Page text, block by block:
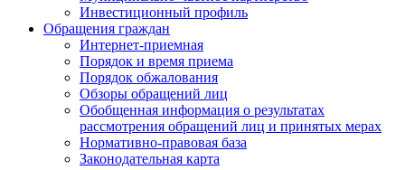
Инвестиционный профиль
Обращения граждан
Интернет-приемная
Порядок и время приема
Порядок обжалования
Обзоры обращений лиц
Обобщенная информация о результатах
рассмотрения обращений лиц и принятых мерах
Нормативно-правовая база
Законодательная карта